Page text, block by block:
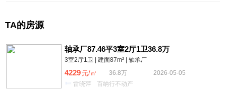
TA的房源
轴承厂87.46平3室2厅1卫36.8万
3室2厅1卫 | 建面87m² | 轴承厂
4229 元/㎡ 36.8万
2026-05-05
雷晓萍
百纳行不动产